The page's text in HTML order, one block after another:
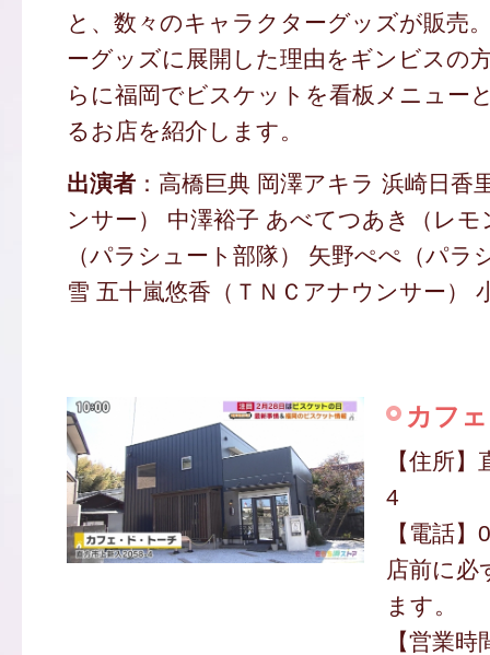
と、数々のキャラクターグッズが販売
ーグッズに展開した理由をギンビスの
らに福岡でビスケットを看板メニュー
るお店を紹介します。
出演者：高橋巨典 岡澤アキラ 浜崎日香
ンサー） 中澤裕子 あべてつあき（レモ
（パラシュート部隊） 矢野ぺぺ（パラ
雪 五十嵐悠香（ＴＮＣアナウンサー）
カフ
【住所
4
【電話
店前に必
ます。
【営業